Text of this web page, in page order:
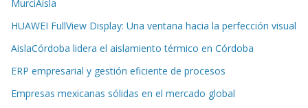
MurciAisla
HUAWEI FullView Display: Una ventana hacia la perfección visual
AislaCórdoba lidera el aislamiento térmico en Córdoba
ERP empresarial y gestión eficiente de procesos
Empresas mexicanas sólidas en el mercado global